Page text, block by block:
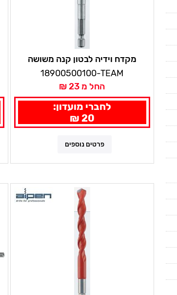
מקדח וידיה לבטון קנה משושה
לאימפקט אלפן
18900500100-TEAM
החל מ 23 ₪
לחברי מועדון:
20 ₪
פרטים נוספים